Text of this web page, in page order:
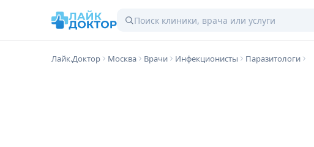
Лайк.Доктор Москва Врачи Инфекционисты Паразитологи